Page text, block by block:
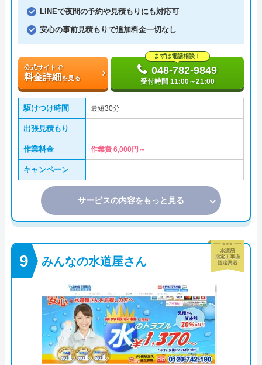
LINEで夜間の予約や見積もりにも対応可
安心の事前見積もりで追加料金一切なし
公式サイトで
料金詳細を見る
まずは電話相談！
048-782-9849
受付時間 11:00～21:00
駆けつけ時間 最短30分
出張見積もり
作業料金 作業費 6,000円～
キャンペーン
サービスの内容をもっと見る
みんなの水道屋さん